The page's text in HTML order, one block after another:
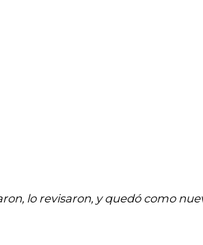
lo revisaron, y quedó como